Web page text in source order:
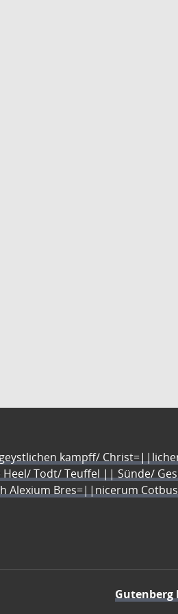
kampff/
Todt/ Teuffel || Sünde/
Alexium Bres=||nicerum
Gutenberg